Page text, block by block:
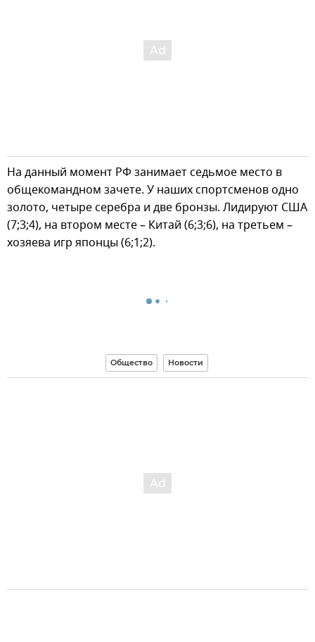
На данный момент РФ занимает седьмое место в
общекомандном зачете. У наших спортсменов одно
золото, четыре серебра и две бронзы. Лидируют США
(7;3;4), на втором месте – Китай (6;3;6), на третьем –
хозяева игр японцы (6;1;2).
Общество Новости